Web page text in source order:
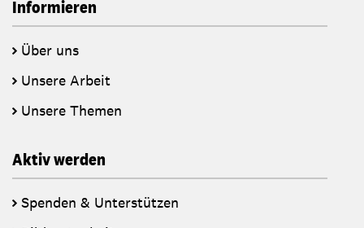
Informieren
Über uns
Unsere Arbeit
Unsere Themen
Aktiv werden
Spenden & Unterstützen